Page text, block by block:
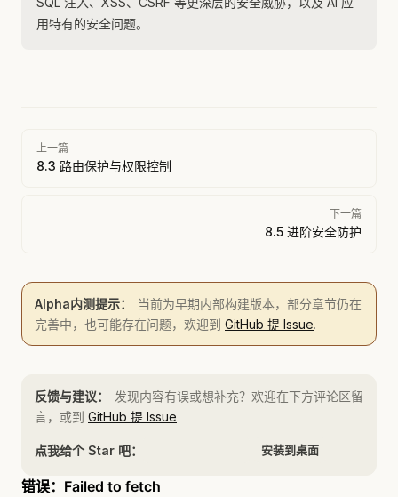
用特有的安全问题。
Pager
上一篇
8.3 路由保护与权限控制
下一篇
8.5 进阶安全防护
Alpha内测提示：
当前为早期内部构建版本，部分章节仍在
完善中，也可能存在问题，欢迎到 GitHub 提 Issue.
反馈与建议：
发现内容有误或想补充？欢迎在下方评论区留
言，或到 GitHub 提 Issue
点我给个 Star 吧： 安装到桌面